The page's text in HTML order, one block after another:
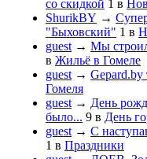
со скидкой 1 в
ShurikBY →
"Быховский" 1 в
guest → Мы
в Жильё в Гомеле
guest → Gepard.by
Гомеля
guest → День
было... 9 в День
guest → С
1 в Праздники